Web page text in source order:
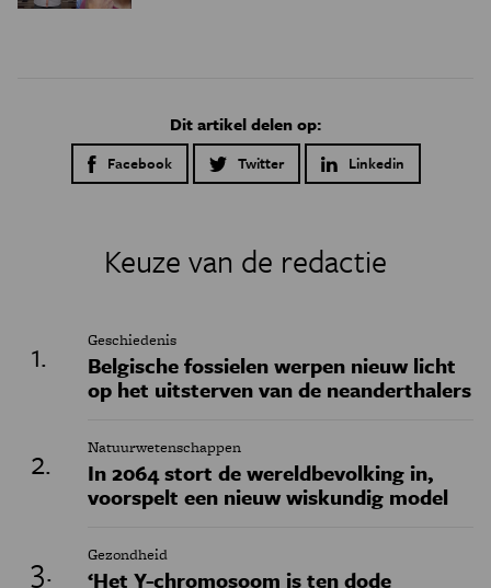
Dit artikel delen op:
Facebook Twitter Linkedin
Keuze van de redactie
Geschiedenis
Belgische fossielen werpen nieuw licht
op het uitsterven van de neanderthalers
Natuurwetenschappen
In 2064 stort de wereldbevolking in,
voorspelt een nieuw wiskundig model
Gezondheid
‘Het Y-chromosoom is ten dode